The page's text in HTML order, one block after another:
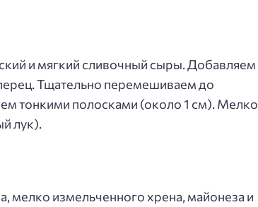
и мягкий сливочный сыры. Добавляем
Тщательно перемешиваем до
тонкими полосками (около 1 см). Мелко
лук).
мелко измельченного хрена, майонеза и